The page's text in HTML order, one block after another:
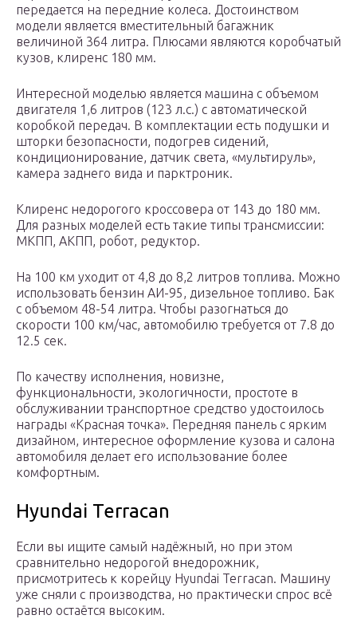
передается на передние колеса. Достоинством
модели является вместительный багажник
величиной 364 литра. Плюсами являются коробчатый
кузов, клиренс 180 мм.
Интересной моделью является машина с объемом
двигателя 1,6 литров (123 л.с.) с автоматической
коробкой передач. В комплектации есть подушки и
шторки безопасности, подогрев сидений,
кондиционирование, датчик света, «мультируль»,
камера заднего вида и парктроник.
Клиренс недорогого кроссовера от 143 до 180 мм.
Для разных моделей есть такие типы трансмиссии:
МКПП, АКПП, робот, редуктор.
На 100 км уходит от 4,8 до 8,2 литров топлива. Можно
использовать бензин АИ-95, дизельное топливо. Бак
с объемом 48-54 литра. Чтобы разогнаться до
скорости 100 км/час, автомобилю требуется от 7.8 до
12.5 сек.
По качеству исполнения, новизне,
функциональности, экологичности, простоте в
обслуживании транспортное средство удостоилось
награды «Красная точка». Передняя панель с ярким
дизайном, интересное оформление кузова и салона
автомобиля делает его использование более
комфортным.
Hyundai Terracan
Если вы ищите самый надёжный, но при этом
сравнительно недорогой внедорожник,
присмотритесь к корейцу Hyundai Terracan. Машину
уже сняли с производства, но практически спрос всё
равно остаётся высоким.